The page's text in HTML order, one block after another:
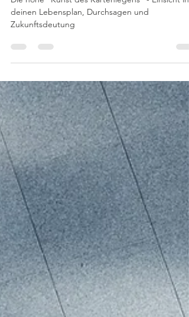
Die hohe "Kunst des
- Einsicht in deinen Lebensplan,
Durchsagen und Zukunftsdeutung
Die hohe "Kunst des Kartenlegens" - Einsicht in
Zukunftsdeutung